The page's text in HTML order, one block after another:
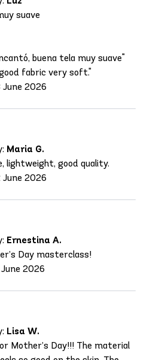
suave
buena tela muy suave"
fabric very soft."
June 2026
Maria G.
lightweight, good quality.
June 2026
Ernestina A.
Day masterclass!
2026
Lisa W.
Mother’s Day!!! The material